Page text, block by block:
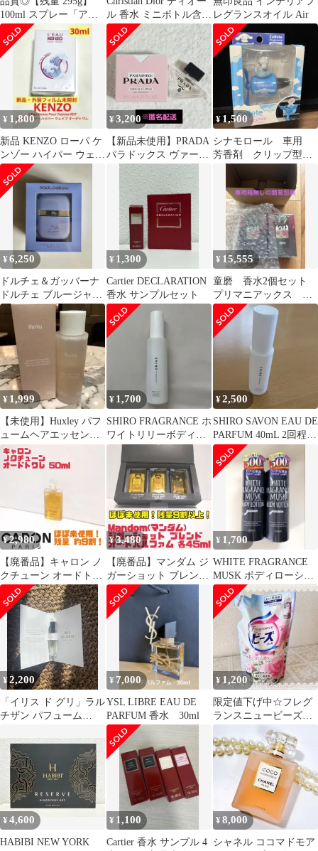
100ml スプレー「アニ
エス ベー」ボディコロ
ン、箱無
ル 香水 ミニボトル含む
15点まとめ売り
レグランスオイル Air
¥ 1,800
新品 KENZO ローパ ケ
ンゾー ハイパー ウェイ
ブ オーデトワレ 30ml
¥3,200
【新品未使用】PRADA
パラドックス ヴァーチ
ャルフラワー 7ml
¥ 1,500
シナモロール 車用
芳香剤 クリップ型
collete fragrance
¥6,250
ドルチェ＆ガッバーナ
ドルチェ ブルージャス
ミン パフュームジェル
¥ 1,300
Cartier DECLARATION
香水 サンプルセット
¥ 15,555
童磨 香水2個セット
プリマニアックス 新
品未開封 鬼滅の刃
第2弾 douma
¥ 1,999
【未使用】Huxley パフ
ュームヘアエッセンス
80mL
¥ 1,700
SHIRO FRAGRANCE ホ
ワイトリリーボディミ
スト
¥2,500
SHIRO SAVON EAU DE
PARFUM 40mL 2回程使
用
¥2,980
【廃番品】キャロン ノ
クチューン オードトワ
レ 50ml ヴィンテージ
送料無料
¥3,480
【廃番品】マンダム ジ
ガーショット ブレンド
オードパルファム 送料
無料
¥ 1,700
WHITE FRAGRANCE
MUSK ボディローショ
ン500ml 2本セット
¥2,200
「イリス ド グリ」ラル
チザン パフューム
¥ 7,000
YSL LIBRE EAU DE
PARFUM 香水 30ml
¥ 1,200
限定値下げ中☆フレグ
ランスニュービーズジ
ェル 花しずくの香り 詰
め替え用 廃盤品
¥4,600
HABIBI NEW YORK
¥ 1,100
Cartier 香水 サンプル 4
¥8,000
シャネル ココマドモア